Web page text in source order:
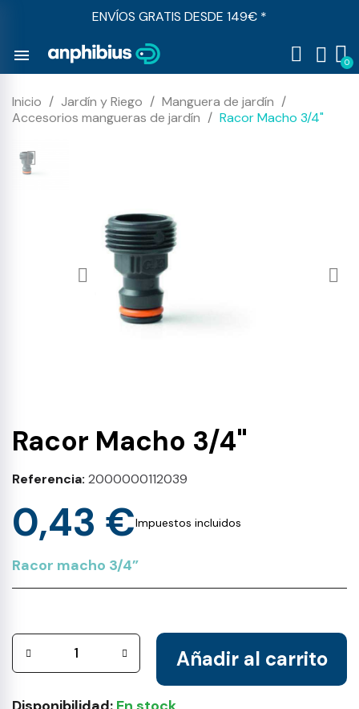
ENVÍOS GRATIS DESDE 149€ *
menu
Inicio Jardín y Riego
Manguera de jardín
Accesorios mangueras de jardín
Racor Macho 3/4"
Racor Macho 3/4"
Referencia 2000000112039
0,43 €Impuestos incluidos
Racor macho 3/4”
Añadir al carrito